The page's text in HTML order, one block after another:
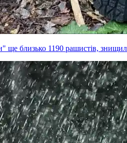
ще близько 1190 рашистів,